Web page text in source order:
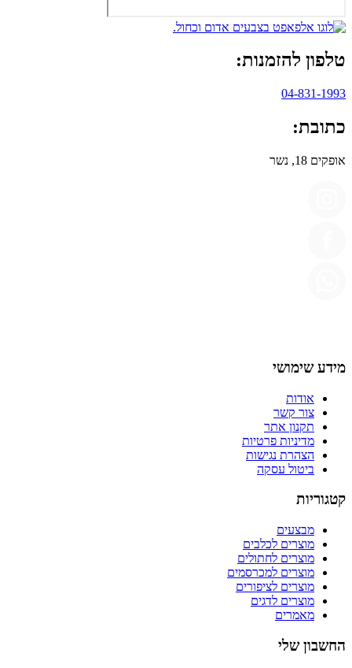
טלפון להזמנות:
04-831-1993
כתובת:
אופקים 18, נשר
מידע שימושי
אודות
צור קשר
תקנון אתר
מדיניות פרטיות
הצהרת נגישות
ביטול עסקה
קטגוריות
מבצעים
מוצרים לכלבים
מוצרים לחתולים
מוצרים למכרסמים
מוצרים לציפורים
מוצרים לדגים
מאמרים
החשבון שלי